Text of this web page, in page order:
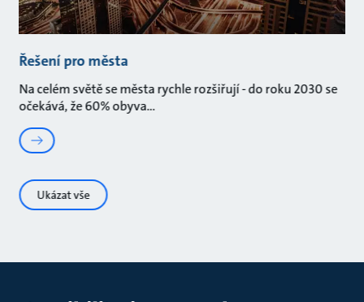
Řešení pro města
Na celém světě se města rychle rozšiřují - do roku 2030 se
očekává, že 60% obyva
Ukázat vše